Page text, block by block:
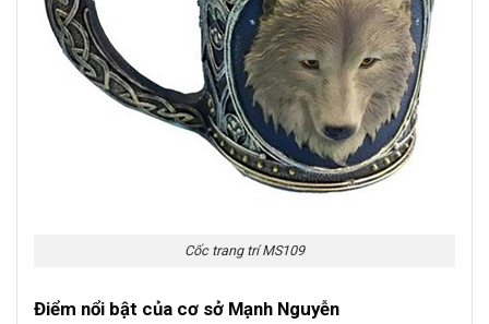
Cốc trang trí MS109
Điểm nổi bật của cơ sở Mạnh Nguyễn